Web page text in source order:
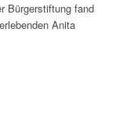
Bürgerstiftung fand
Anita